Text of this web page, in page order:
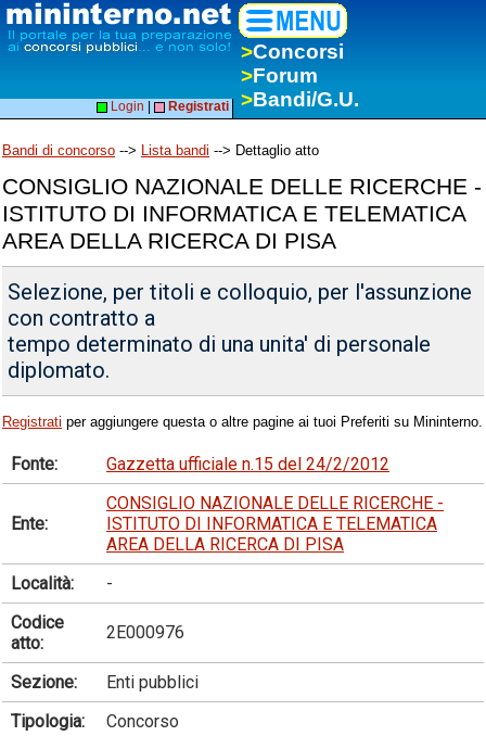
>Concorsi
>Forum
>Bandi/G.U.
Login Registrati
Bandi di concorso --> Lista bandi --> Dettaglio atto
CONSIGLIO NAZIONALE DELLE RICERCHE -
ISTITUTO DI INFORMATICA E TELEMATICA
AREA DELLA RICERCA DI PISA
Selezione, per titoli e colloquio, per l'assunzione
con contratto a
tempo determinato di una unita' di personale
diplomato.
Registrati per aggiungere questa o altre pagine ai tuoi Preferiti su Mininterno.
Fonte: Gazzetta ufficiale n.15 del 24/2/2012
Ente:
CONSIGLIO NAZIONALE DELLE RICERCHE -
ISTITUTO DI INFORMATICA E TELEMATICA
AREA DELLA RICERCA DI PISA
Località:
-
Codice
atto:
2E000976
Sezione:
Enti pubblici
Tipologia:
Concorso